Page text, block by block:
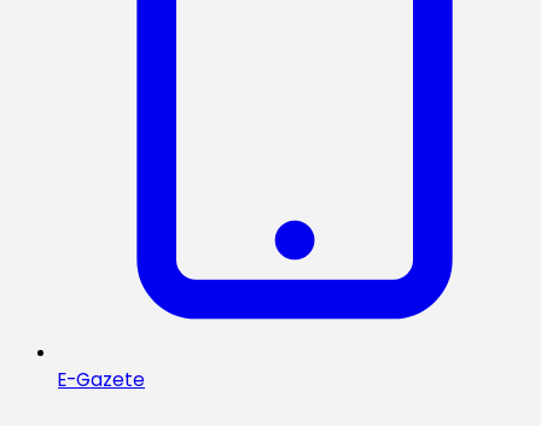
E-Gazete